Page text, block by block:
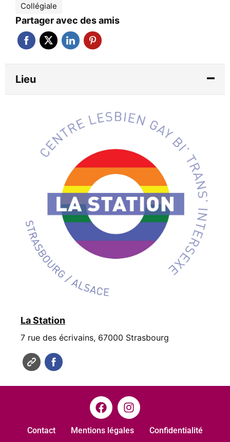
Collégiale
Partager avec des amis
Lieu
La Station
7 rue des écrivains, 67000 Strasbourg
Contact Mentions légales Confidentialité